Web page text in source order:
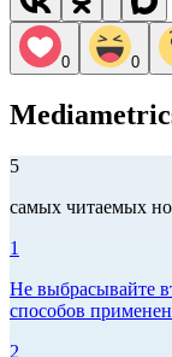
0 0
5
самых читаемых
1
Не выбрасывайте
способов
2